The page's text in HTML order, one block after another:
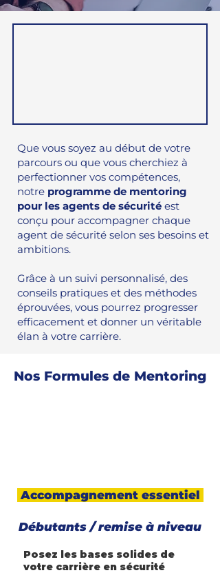
Que vous soyez au début de votre
parcours ou que vous cherchiez à
perfectionner vos compétences,
notre programme de mentoring
pour les agents de sécurité est
conçu pour accompagner chaque
agent de sécurité selon ses besoins et
ambitions.
Grâce à un suivi personnalisé, des
conseils pratiques et des méthodes
éprouvées, vous pourrez progresser
efficacement et donner un véritable
élan à votre carrière.
Nos Formules de Mentoring
Accompagnement essentiel
Débutants / remise à niveau
Posez les bases solides de
votre carrière en sécurité